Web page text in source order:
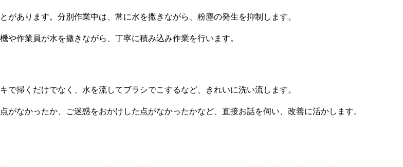
あります。分別作業中は、常に水を撒きながら、粉塵の発生を抑制します。
作業員が水を撒きながら、丁寧に積み込み作業を行います。
掃くだけでなく、水を流してブラシでこするなど、きれいに洗い流します。
なかったか、ご迷惑をおかけした点がなかったかなど、直接お話を伺い、改善に活かします。